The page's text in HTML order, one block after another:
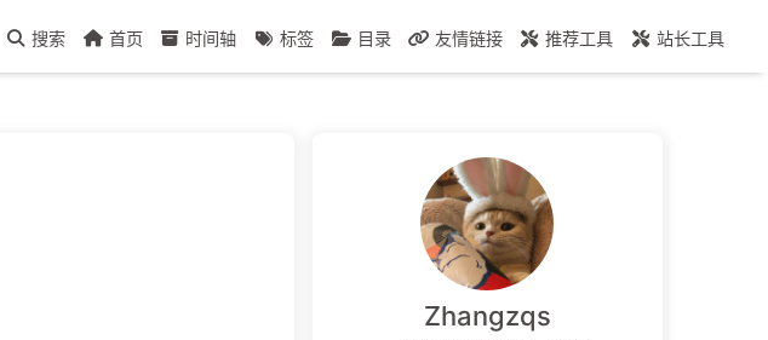
搜索 首页 时间轴 标签 目录 友情链接 推荐工具 站长工具
Zhangzqs